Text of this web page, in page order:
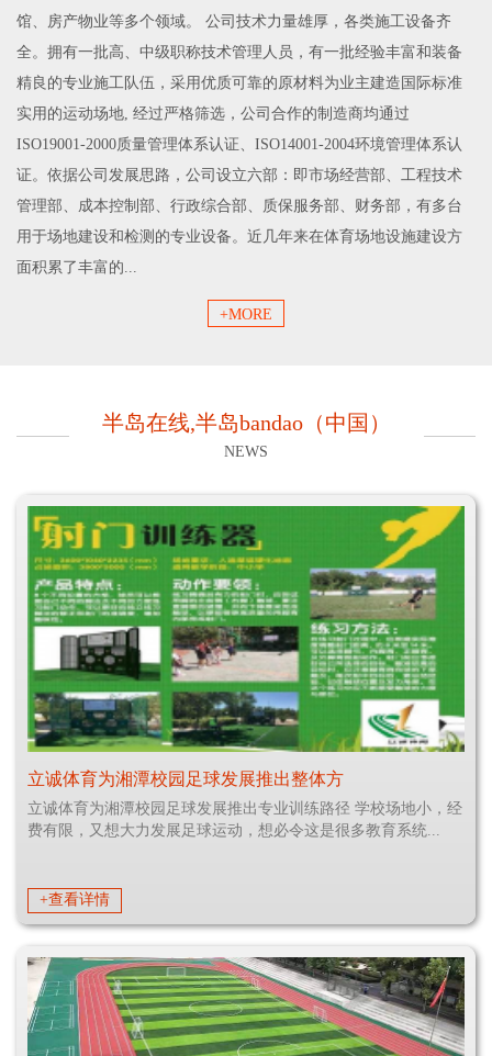
馆、房产物业等多个领域。 公司技术力量雄厚，各类施工设备齐
全。拥有一批高、中级职称技术管理人员，有一批经验丰富和装备
精良的专业施工队伍，采用优质可靠的原材料为业主建造国际标准
实用的运动场地, 经过严格筛选，公司合作的制造商均通过
ISO19001-2000质量管理体系认证、ISO14001-2004环境管理体系认
证。依据公司发展思路，公司设立六部：即市场经营部、工程技术
管理部、成本控制部、行政综合部、质保服务部、财务部，有多台
用于场地建设和检测的专业设备。近几年来在体育场地设施建设方
面积累了丰富的...
+MORE
半岛在线,半岛bandao（中国）
NEWS
立诚体育为湘潭校园足球发展推出整体方
立诚体育为湘潭校园足球发展推出专业训练路径 学校场地小，经
费有限，又想大力发展足球运动，想必令这是很多教育系统...
+查看详情